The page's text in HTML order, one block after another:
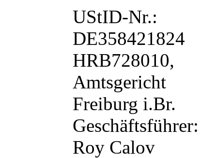
UStID-Nr.:
DE358421824
HRB728010,
Amtsgericht
Freiburg i.Br.
Geschäftsführer:
Roy Calov